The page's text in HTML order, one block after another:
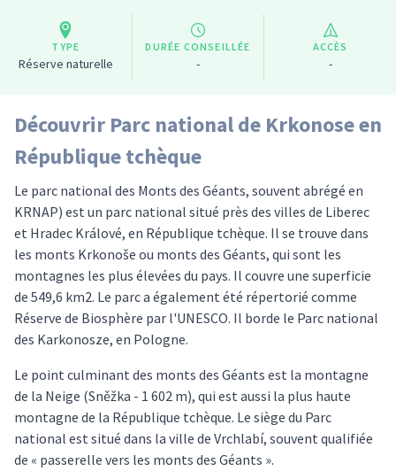
TYPE
Réserve naturelle
DURÉE CONSEILLÉE
-
ACCÈS
-
Découvrir Parc national de Krkonose en
République tchèque
Le parc national des Monts des Géants, souvent abrégé en
KRNAP) est un parc national situé près des villes de Liberec
et Hradec Králové, en République tchèque. Il se trouve dans
les monts Krkonoše ou monts des Géants, qui sont les
montagnes les plus élevées du pays. Il couvre une superficie
de 549,6 km2. Le parc a également été répertorié comme
Réserve de Biosphère par l'UNESCO. Il borde le Parc national
des Karkonosze, en Pologne.
Le point culminant des monts des Géants est la montagne
de la Neige (Sněžka - 1 602 m), qui est aussi la plus haute
montagne de la République tchèque. Le siège du Parc
national est situé dans la ville de Vrchlabí, souvent qualifiée
de « passerelle vers les monts des Géants ».